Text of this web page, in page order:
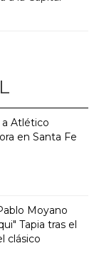
Atlético
en Santa Fe
Moyano
Tapia tras el
clásico